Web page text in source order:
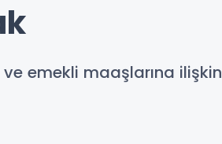
emekli maaşlarına ilişkin